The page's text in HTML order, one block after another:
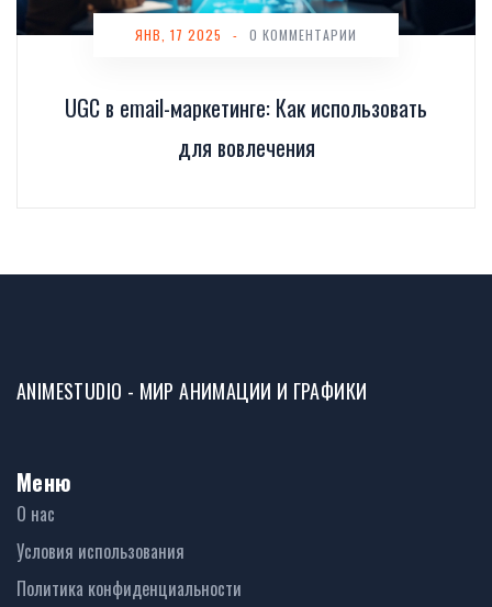
UGC в email-маркетинге: Как использовать
для вовлечения
ЯНВ, 17 2025 - 0 КОММЕНТАРИИ
ANIMESTUDIO - МИР АНИМАЦИИ И ГРАФИКИ
Меню
О нас
Условия использования
Политика конфиденциальности